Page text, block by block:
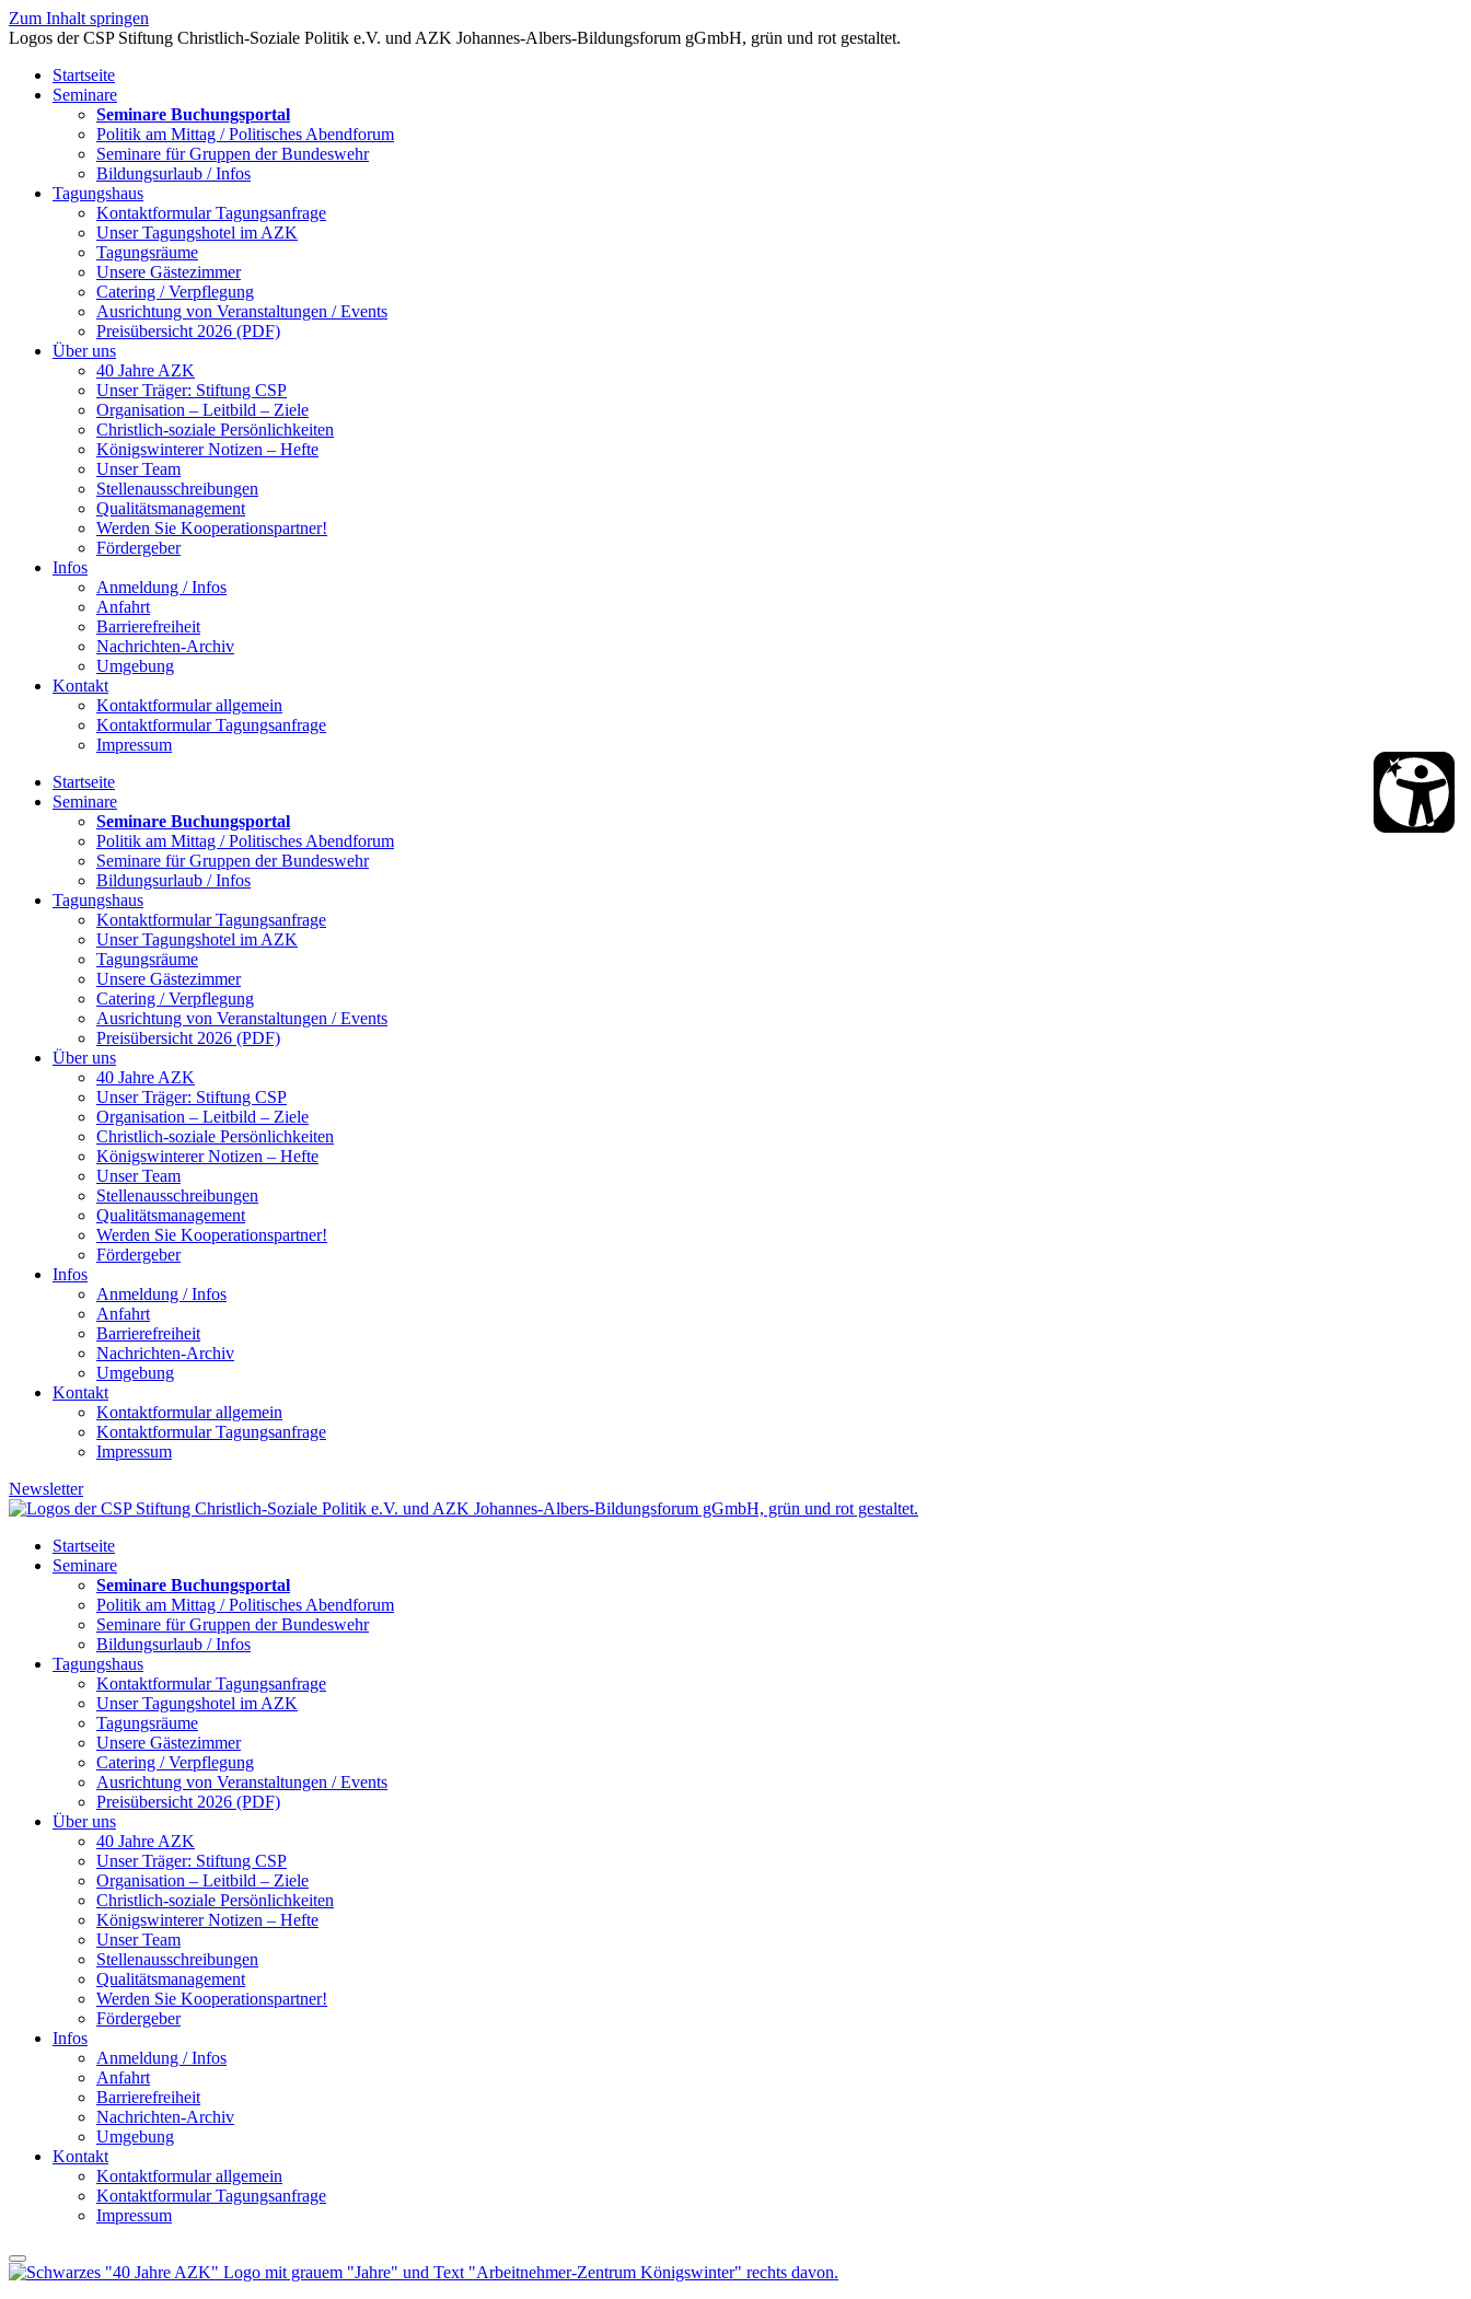
Zum Inhalt springen
Startseite
Seminare
Seminare Buchungsportal
Politik am Mittag / Politisches Abendforum
Seminare für Gruppen der Bundeswehr
Bildungsurlaub / Infos
Tagungshaus
Kontaktformular Tagungsanfrage
Unser Tagungshotel im AZK
Tagungsräume
Unsere Gästezimmer
Catering / Verpflegung
Ausrichtung von Veranstaltungen / Events
Preisübersicht 2026 (PDF)
Über uns
40 Jahre AZK
Unser Träger: Stiftung CSP
Organisation – Leitbild – Ziele
Christlich-soziale Persönlichkeiten
Königswinterer Notizen – Hefte
Unser Team
Stellenausschreibungen
Qualitätsmanagement
Werden Sie Kooperationspartner!
Fördergeber
Infos
Anmeldung / Infos
Anfahrt
Barrierefreiheit
Nachrichten-Archiv
Umgebung
Kontakt
Kontaktformular allgemein
Kontaktformular Tagungsanfrage
Impressum
Startseite
Seminare
Seminare Buchungsportal
Politik am Mittag / Politisches Abendforum
Seminare für Gruppen der Bundeswehr
Bildungsurlaub / Infos
Tagungshaus
Kontaktformular Tagungsanfrage
Unser Tagungshotel im AZK
Tagungsräume
Unsere Gästezimmer
Catering / Verpflegung
Ausrichtung von Veranstaltungen / Events
Preisübersicht 2026 (PDF)
Über uns
40 Jahre AZK
Unser Träger: Stiftung CSP
Organisation – Leitbild – Ziele
Christlich-soziale Persönlichkeiten
Königswinterer Notizen – Hefte
Unser Team
Stellenausschreibungen
Qualitätsmanagement
Werden Sie Kooperationspartner!
Fördergeber
Infos
Anmeldung / Infos
Anfahrt
Barrierefreiheit
Nachrichten-Archiv
Umgebung
Kontakt
Kontaktformular allgemein
Kontaktformular Tagungsanfrage
Impressum
Newsletter
Startseite
Seminare
Seminare Buchungsportal
Politik am Mittag / Politisches Abendforum
Seminare für Gruppen der Bundeswehr
Bildungsurlaub / Infos
Tagungshaus
Kontaktformular Tagungsanfrage
Unser Tagungshotel im AZK
Tagungsräume
Unsere Gästezimmer
Catering / Verpflegung
Ausrichtung von Veranstaltungen / Events
Preisübersicht 2026 (PDF)
Über uns
40 Jahre AZK
Unser Träger: Stiftung CSP
Organisation – Leitbild – Ziele
Christlich-soziale Persönlichkeiten
Königswinterer Notizen – Hefte
Unser Team
Stellenausschreibungen
Qualitätsmanagement
Werden Sie Kooperationspartner!
Fördergeber
Infos
Anmeldung / Infos
Anfahrt
Barrierefreiheit
Nachrichten-Archiv
Umgebung
Kontakt
Kontaktformular allgemein
Kontaktformular Tagungsanfrage
Impressum